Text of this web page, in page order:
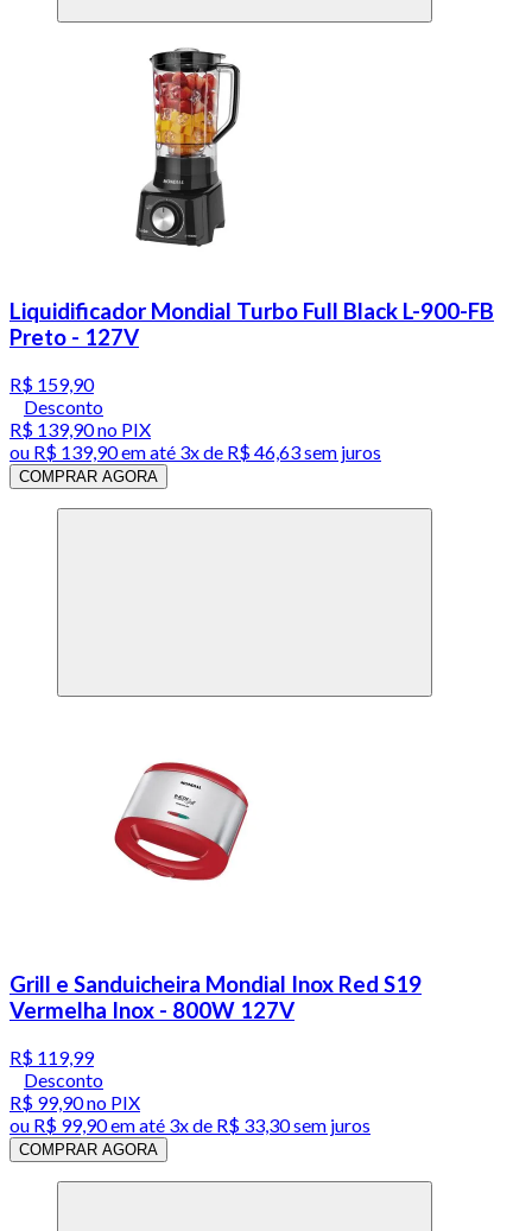
Liquidificador Mondial Turbo Full Black L-900-FB
Preto - 127V
R$ 159,90
Desconto
R$ 139,90no PIX
ou R$ 139,90em até 3x de R$ 46,63 sem juros
COMPRAR AGORA
Grill e Sanduicheira Mondial Inox Red S19
Vermelha Inox - 800W 127V
R$ 119,99
Desconto
R$ 99,90no PIX
ou R$ 99,90em até 3x de R$ 33,30 sem juros
COMPRAR AGORA